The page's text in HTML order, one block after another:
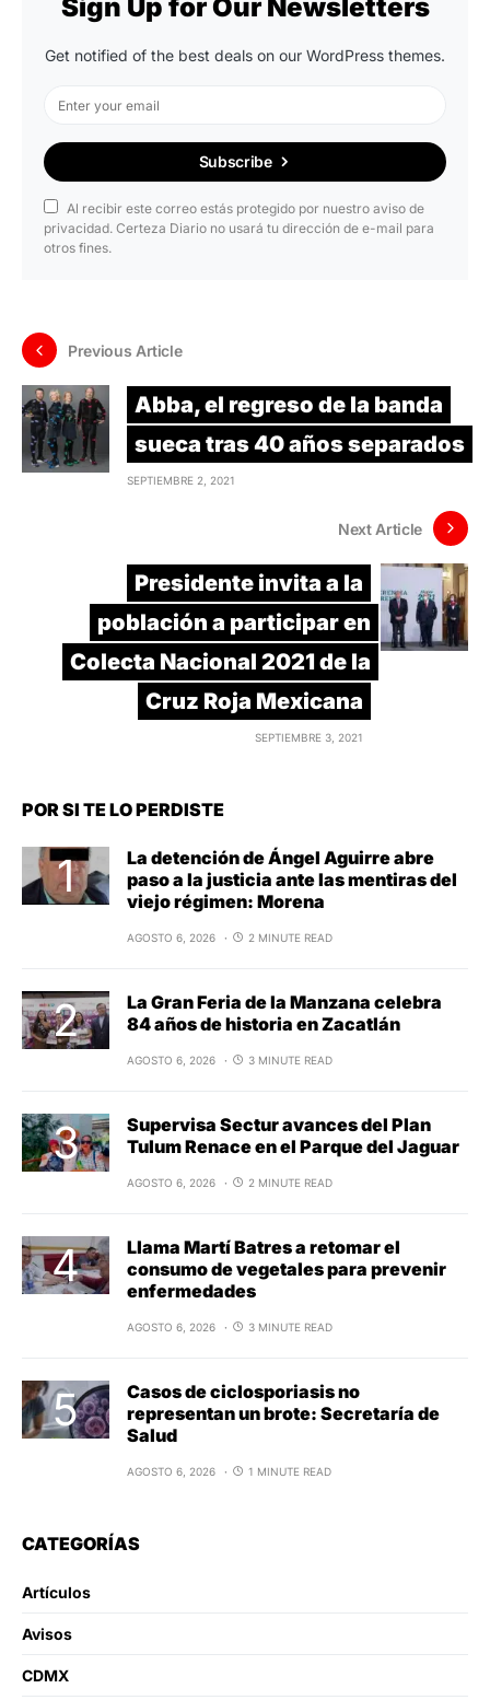
Sign Up for Our Newsletters
Get notified of the best deals on our WordPress themes.
Subscribe
Al recibir este correo estás protegido por nuestro aviso de
privacidad. Certeza Diario no usará tu dirección de e-mail para
otros fines.
Previous Article
Abba, el regreso de la banda
sueca tras 40 años separados
SEPTIEMBRE 2, 2021
Next Article
Presidente invita a la
población a participar en
Colecta Nacional 2021 de la
Cruz Roja Mexicana
SEPTIEMBRE 3, 2021
POR SI TE LO PERDISTE
La detención de Ángel Aguirre abre
paso a la justicia ante las mentiras del
viejo régimen: Morena
AGOSTO 6, 2026 2 MINUTE READ
La Gran Feria de la Manzana celebra
84 años de historia en Zacatlán
AGOSTO 6, 2026 3 MINUTE READ
Supervisa Sectur avances del Plan
Tulum Renace en el Parque del Jaguar
AGOSTO 6, 2026 2 MINUTE READ
Llama Martí Batres a retomar el
consumo de vegetales para prevenir
enfermedades
AGOSTO 6, 2026 3 MINUTE READ
Casos de ciclosporiasis no
representan un brote: Secretaría de
Salud
AGOSTO 6, 2026 1 MINUTE READ
CATEGORÍAS
Artículos
Avisos
CDMX